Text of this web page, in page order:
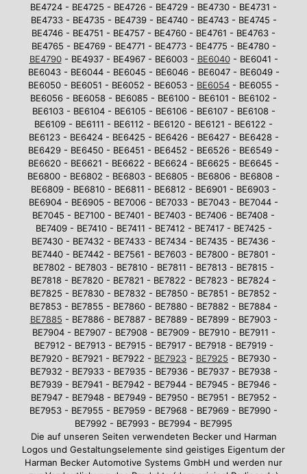
BE4724 - BE4725 - BE4726 - BE4729 - BE4730 - BE4731 -
BE4733 - BE4735 - BE4739 - BE4740 - BE4743 - BE4745 -
BE4746 - BE4751 - BE4757 - BE4760 - BE4761 - BE4763 -
BE4765 - BE4769 - BE4771 - BE4773 - BE4775 - BE4780 -
BE4790- BE4937 - BE4967 - BE6003 - BE6040- BE6041 -
BE6043 - BE6044 - BE6045 - BE6046 - BE6047 - BE6049 -
BE6050 - BE6051 - BE6052 - BE6053 - BE6054 - BE6055 -
BE6056 - BE6058 - BE6085 - BE6100 - BE6101 - BE6102 -
BE6103 - BE6104 - BE6105 - BE6106 - BE6107 - BE6108 -
BE6109 - BE6111 - BE6112 - BE6120 - BE6121 - BE6122 -
BE6123 - BE6424 - BE6425 - BE6426 - BE6427 - BE6428 -
BE6429 - BE6450 - BE6451 - BE6452 - BE6526 - BE6549 -
BE6620 - BE6621 - BE6622 - BE6624 - BE6625 - BE6645 -
BE6800 - BE6802 - BE6803 - BE6805 - BE6806 - BE6808 -
BE6809 - BE6810 - BE6811 - BE6812 - BE6901 - BE6903 -
BE6904 - BE6905 - BE7006 - BE7033 - BE7043 - BE7044 -
BE7045 - BE7100 - BE7401 - BE7403 - BE7406 - BE7408 -
BE7409 - BE7410 - BE7411 - BE7412 - BE7417 - BE7425 -
BE7430 - BE7432 - BE7433 - BE7434 - BE7435 - BE7436 -
BE7440 - BE7442 - BE7561 - BE7603 - BE7800 - BE7801 -
BE7802 - BE7803 - BE7810 - BE7811 - BE7813 - BE7815 -
BE7818 - BE7820 - BE7821 - BE7822 - BE7823 - BE7824 -
BE7825 - BE7830 - BE7832 - BE7850 - BE7851 - BE7852 -
BE7853 - BE7855 - BE7860 - BE7880 - BE7882 - BE7884 -
BE7885 - BE7886 - BE7887 - BE7889 - BE7899 - BE7903 -
BE7904 - BE7907 - BE7908 - BE7909 - BE7910 - BE7911 -
BE7912 - BE7913 - BE7915 - BE7917 - BE7918 - BE7919 -
BE7920 - BE7921 - BE7922 - BE7923 - BE7925 - BE7930 -
BE7932 - BE7933 - BE7935 - BE7936 - BE7937 - BE7938 -
BE7939 - BE7941 - BE7942 - BE7944 - BE7945 - BE7946 -
BE7947 - BE7948 - BE7949 - BE7950 - BE7951 - BE7952 -
BE7953 - BE7955 - BE7959 - BE7968 - BE7969 - BE7990 -
BE7992 - BE7993 - BE7994 - BE7995
Die auf unseren Seiten verwendeten Becker und Harman
Logos und Gestaltungselemente sind geistiges Eigentum der
Harman Becker Automotive Systems GmbH und werden nur